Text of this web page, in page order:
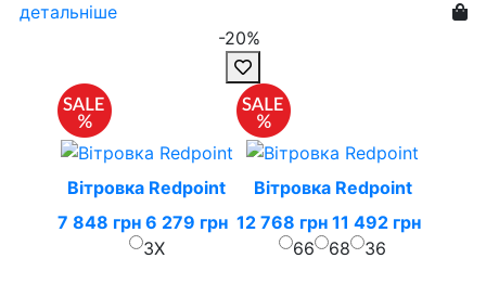
детальніше
-20%
Вітровка Redpoint
7 848 грн 6 279 грн
3X
Вітровка Redpoint
12 768 грн 11 492 грн
66
68 36